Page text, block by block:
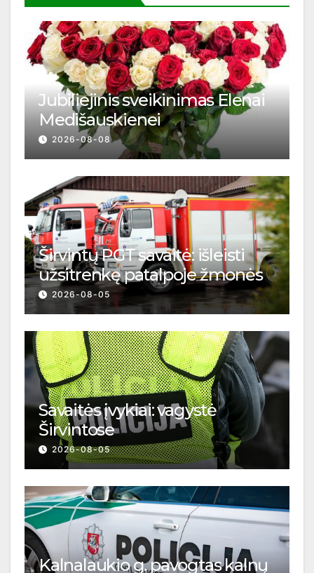
Jubiliejinis sveikinimas Elenai
Medišauskienei
2026-08-08
Širvintų PGT savaitė: išleisti
užsitrenkę patalpoje žmonės
2026-08-05
Savaitės įvykiai: vagystė
Širvintose
2026-08-05
Kalnalaukio g. pavogtas kalnų